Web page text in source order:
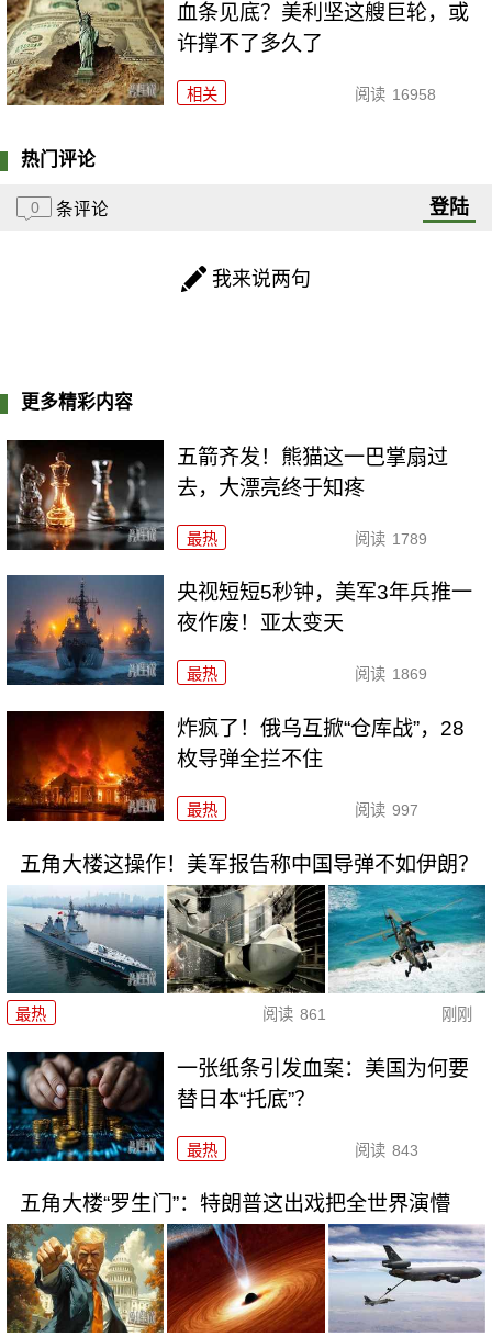
血条见底？美利坚这艘巨轮，或
许撑不了多久了
相关 阅读 16958
热门评论
0 条评论 登陆
我来说两句
更多精彩内容
五箭齐发！熊猫这一巴掌扇过
去，大漂亮终于知疼
最热 阅读 1789
央视短短5秒钟，美军3年兵推一
夜作废！亚太变天
最热 阅读 1869
炸疯了！俄乌互掀“仓库战”，28
枚导弹全拦不住
最热 阅读 997
五角大楼这操作！美军报告称中国导弹不如伊朗？
最热 阅读 861 刚刚
一张纸条引发血案：美国为何要
替日本“托底”？
最热 阅读 843
五角大楼“罗生门”：特朗普这出戏把全世界演懵